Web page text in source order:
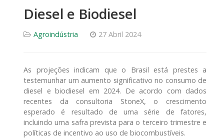
Diesel e Biodiesel
Agroindústria 27 Abril 2024
As projeções indicam que o Brasil está prestes a
testemunhar um aumento significativo no consumo de
diesel e biodiesel em 2024. De acordo com dados
recentes da consultoria StoneX, o crescimento
esperado é resultado de uma série de fatores,
incluindo uma safra prevista para o terceiro trimestre e
políticas de incentivo ao uso de biocombustíveis.